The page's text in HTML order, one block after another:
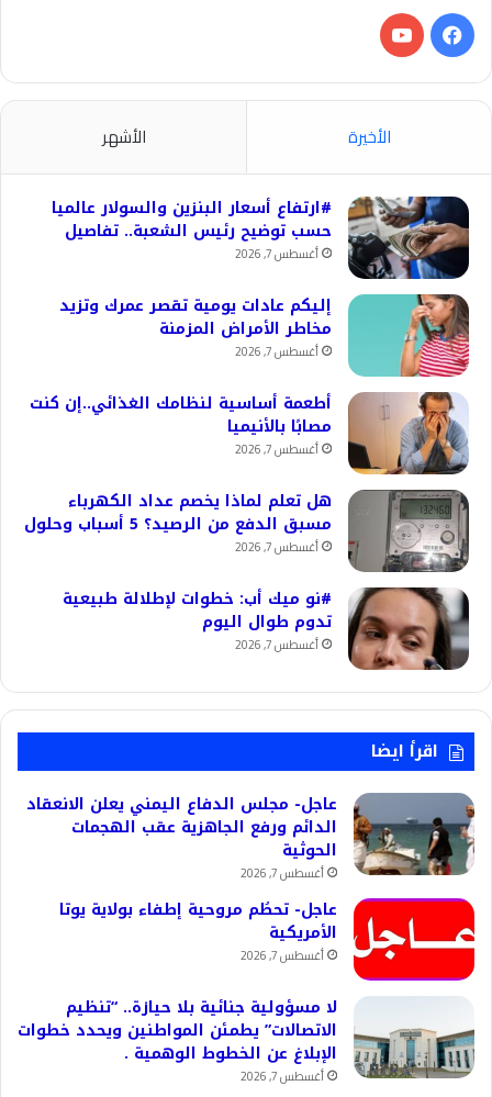
فيسبوك‫YouTube
الأخيرة الأشهر
#ارتفاع أسعار البنزين والسولار عالميا
حسب توضيح رئيس الشعبة.. تفاصيل
أغسطس 7, 2026
إليكم عادات يومية تقصر عمرك وتزيد
مخاطر الأمراض المزمنة
أغسطس 7, 2026
أطعمة أساسية لنظامك الغذائي..إن كنت
مصابًا بالأنيميا
أغسطس 7, 2026
هل تعلم لماذا يخصم عداد الكهرباء
مسبق الدفع من الرصيد؟ 5 أسباب وحلول
أغسطس 7, 2026
#نو ميك أب: خطوات لإطلالة طبيعية
تدوم طوال اليوم
أغسطس 7, 2026
اقرأ ايضا
عاجل- مجلس الدفاع اليمني يعلن الانعقاد
الدائم ورفع الجاهزية عقب الهجمات
الحوثية
أغسطس 7, 2026
عاجل- تحطُم مروحية إطفاء بولاية يوتا
الأمريكية
أغسطس 7, 2026
لا مسؤولية جنائية بلا حيازة.. “تنظيم
الاتصالات” يطمئن المواطنين ويحدد خطوات
الإبلاغ عن الخطوط الوهمية .
أغسطس 7, 2026